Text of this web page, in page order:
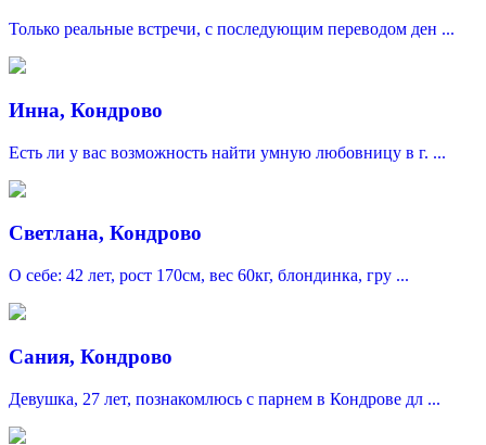
Только реальные встречи, с последующим переводом ден ...
Инна, Кондрово
Есть ли у вас возможность найти умную любовницу в г. ...
Светлана, Кондрово
О себе: 42 лет, рост 170см, вес 60кг, блондинка, гру ...
Сания, Кондрово
Девушка, 27 лет, познакомлюсь с парнем в Кондрове дл ...